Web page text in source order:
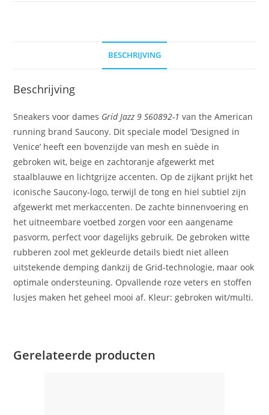
BESCHRIJVING
Beschrijving
Sneakers voor dames Grid Jazz 9 S60892-1 van the American
running brand Saucony. Dit speciale model ‘Designed in
Venice’ heeft een bovenzijde van mesh en suède in
gebroken wit, beige en zachtoranje afgewerkt met
staalblauwe en lichtgrijze accenten. Op de zijkant prijkt het
iconische Saucony-logo, terwijl de tong en hiel subtiel zijn
afgewerkt met merkaccenten. De zachte binnenvoering en
het uitneembare voetbed zorgen voor een aangename
pasvorm, perfect voor dagelijks gebruik. De gebroken witte
rubberen zool met gekleurde details biedt niet alleen
uitstekende demping dankzij de Grid-technologie, maar ook
optimale ondersteuning. Opvallende roze veters en stoffen
lusjes maken het geheel mooi af. Kleur: gebroken wit/multi.
Gerelateerde producten